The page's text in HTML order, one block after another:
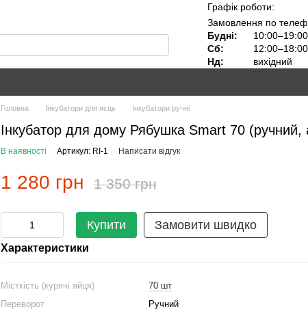
Графік роботи:
Замовлення по
Будні:
10:00–19:00
Сб:
12:00–18:00
Нд:
вихідний
Головна Інкубатори для яєць Інкубатори ручні
Інкубатор для дому Рябушка Smart 70 (ручний,
В наявності Артикул: RI-1 Написати відгук
1 280 грн 1 350 грн
Купити Замовити швидко
Характеристики
Місткість (курячі яйця)
70 шт
Переворот
Ручний